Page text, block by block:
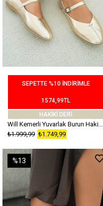
SEPETTE %10 İNDİRİMLE
1574,99TL
HAKİKİ DERİ
Will Kemerli Yuvarlak Burun Hakiki Deri Babet Altın
₺1.749,99
₺1.999,99
%13